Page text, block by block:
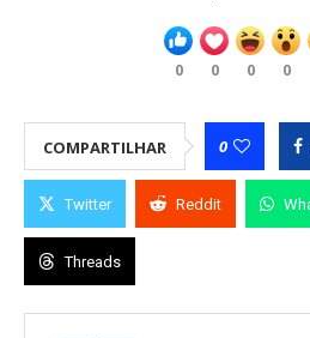
0 0 0 0
COMPARTILHAR 0
Twitter Reddit
Threads